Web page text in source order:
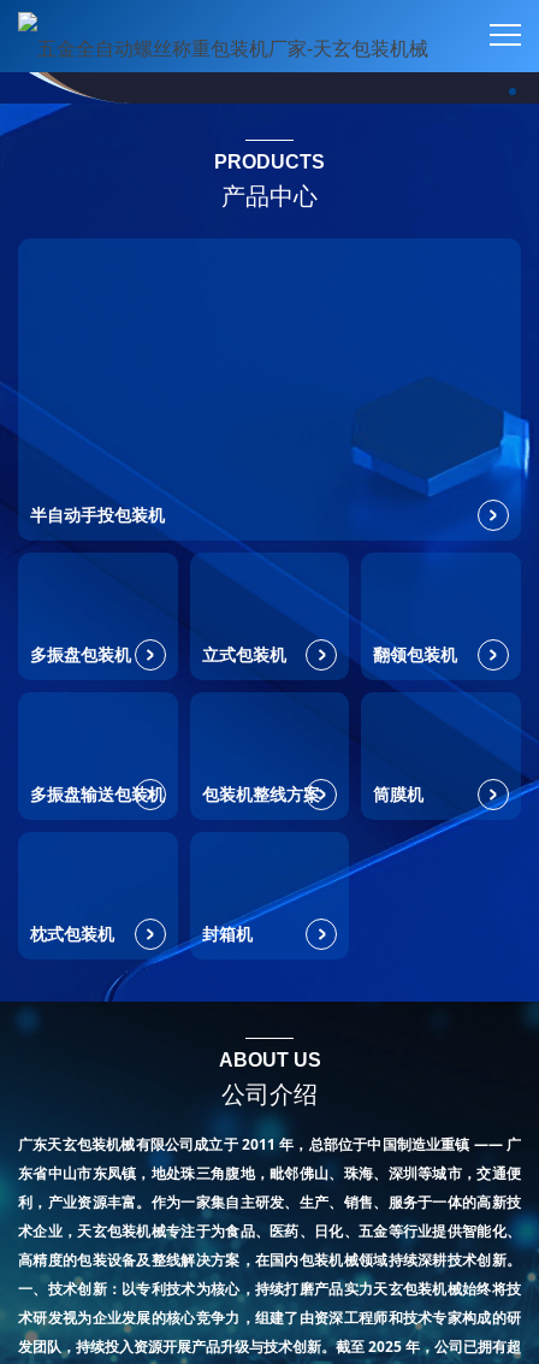
PRODUCTS
产品中心
半自动手投包装机
多振盘包装机 立式包装机 翻领包装机
多振盘输送包装机 包装机整线方案 筒膜机
枕式包装机 封箱机
ABOUT US
公司介绍
广东天玄包装机械有限公司成立于 2011 年，总部位于中国制造业重镇 —— 广
东省中山市东凤镇，地处珠三角腹地，毗邻佛山、珠海、深圳等城市，交通便
利，产业资源丰富。作为一家集自主研发、生产、销售、服务于一体的高新技
术企业，天玄包装机械专注于为食品、医药、日化、五金等行业提供智能化、
高精度的包装设备及整线解决方案，在国内包装机械领域持续深耕技术创新。
一、技术创新：以专利技术为核心，持续打磨产品实力天玄包装机械始终将技
术研发视为企业发展的核心竞争力，组建了由资深工程师和技术专家构成的研
发团队，持续投入资源开展产品升级与技术创新。截至 2025 年，公司已拥有超